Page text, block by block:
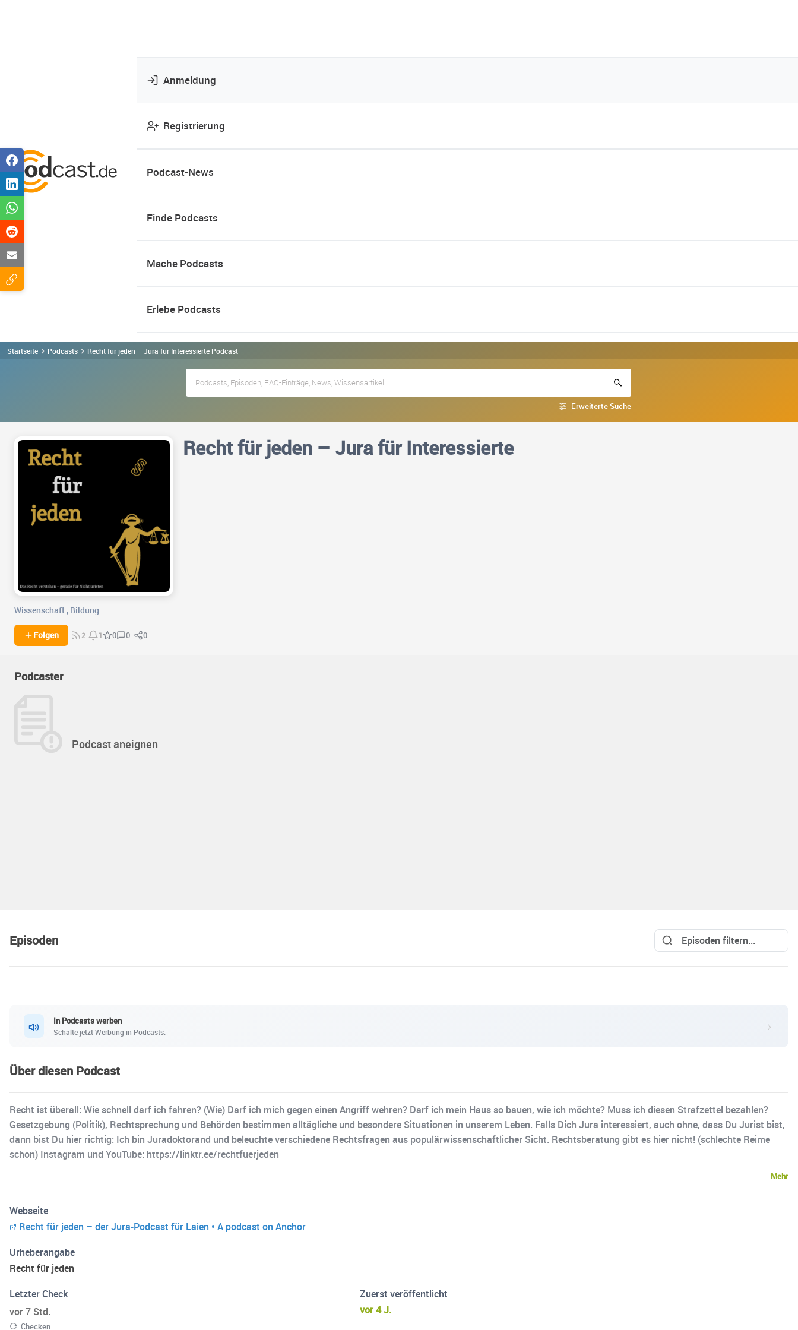
Anmeldung
Registrierung
Podcast-News
Finde Podcasts
Mache Podcasts
Erlebe Podcasts
Startseite Podcasts Recht für jeden – Jura für Interessierte Podcast
Erweiterte Suche
Recht für jeden – Jura für Interessierte
Wissenschaft , Bildung
Folgen 2 1 0 0 0
Podcaster
Podcast aneignen
Episoden
In Podcasts werben
Schalte jetzt Werbung in Podcasts.
Über diesen Podcast
Recht ist überall: Wie schnell darf ich fahren? (Wie) Darf ich mich gegen einen Angriff wehren? Darf ich mein Haus so bauen, wie ich möchte? Muss ich diesen Strafzettel bezahlen?
Gesetzgebung (Politik), Rechtsprechung und Behörden bestimmen alltägliche und besondere Situationen in unserem Leben. Falls Dich Jura interessiert, auch ohne, dass Du Jurist bist,
dann bist Du hier richtig: Ich bin Juradoktorand und beleuchte verschiedene Rechtsfragen aus populärwissenschaftlicher Sicht. Rechtsberatung gibt es hier nicht! (schlechte Reime
schon) Instagram und YouTube: https://linktr.ee/rechtfuerjeden
Mehr
Webseite
Recht für jeden – der Jura-Podcast für Laien • A podcast on Anchor
Urheberangabe
Recht für jeden
Letzter Check
vor 7 Std.
Checken
Zuerst veröffentlicht
vor 4 J.